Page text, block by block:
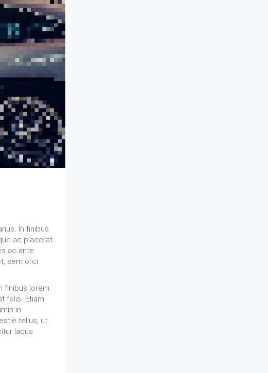
In finibus
ac placerat
ac ante
sem orci
finibus lorem
felis. Etiam
in
tellus, ut
lacus